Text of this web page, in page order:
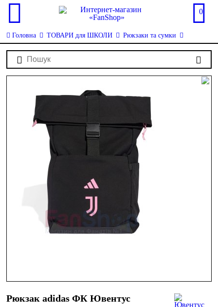
0
Головна ТОВАРИ для ШКОЛИ Рюкзаки та сумки
Рюкзак adidas ФК Ювентус